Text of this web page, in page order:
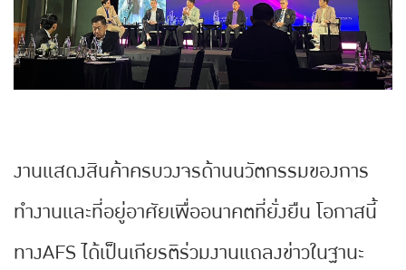
งานแสดงสินค้าครบวงจรด้านนวัตกรรมของการ
ทำงานและที่อยู่อาศัยเพื่ออนาคตที่ยั่งยืน โอกาสนี้
ทางAFS ได้เป็นเกียรติร่วมงานแถลงข่าวในฐานะ